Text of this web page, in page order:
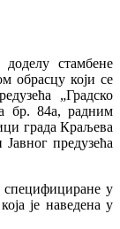
стамбене
обрасцу који се
„Градско
бр. 84а, радним
града Краљева
предузећа
специфициране у
је наведена у